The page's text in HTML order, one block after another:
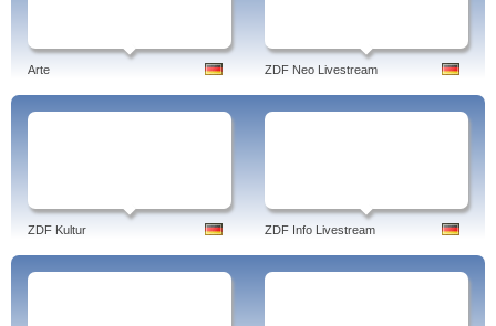
Arte ZDF Neo Livestream
ZDF Kultur ZDF Info Livestream